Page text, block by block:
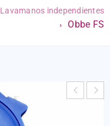
Lavamanos independientes
›
Obbe FS